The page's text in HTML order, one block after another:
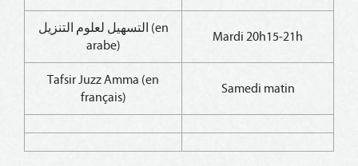
التسهيل لعلوم التنزيل (en
arabe)
Mardi 20h15-21h
Tafsir Juzz Amma (en
français)
Samedi matin